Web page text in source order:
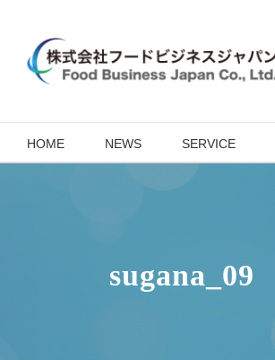
content
HOME NEWS SERVICE
sugana_09